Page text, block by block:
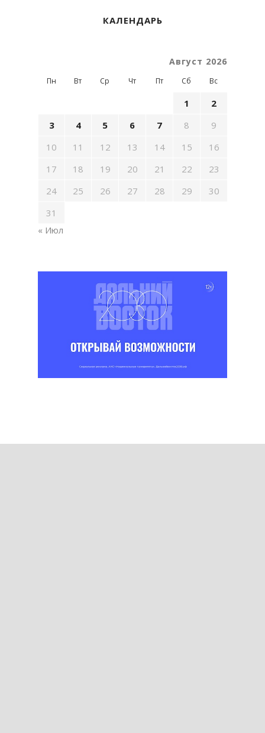
КАЛЕНДАРЬ
Август 2026
Пн Вт Ср Чт Пт Сб Вс
1
2
3
4 5 6 7 8
9
10
11 12 13 14 15
16
17
18 19 20 21 22
23
24
25 26 27 28 29
30
31
« Июл